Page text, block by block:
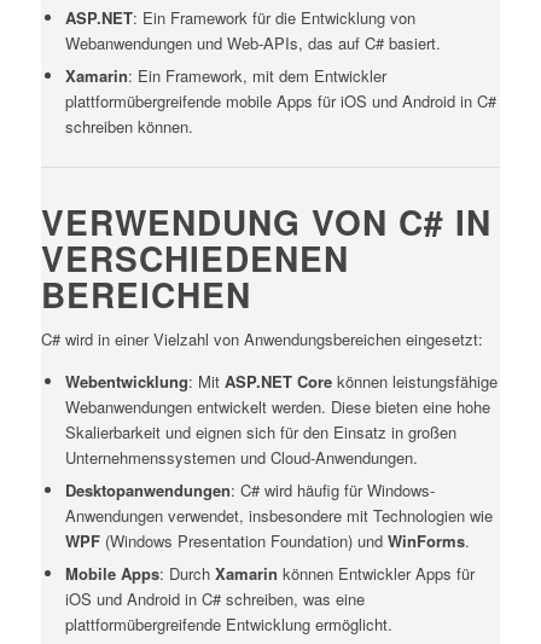
ASP.NET: Ein Framework für die Entwicklung von
Webanwendungen und Web-APIs, das auf C# basiert.
Xamarin: Ein Framework, mit dem Entwickler
plattformübergreifende mobile Apps für iOS und Android in C#
schreiben können.
VERWENDUNG VON C# IN
VERSCHIEDENEN
BEREICHEN
C# wird in einer Vielzahl von Anwendungsbereichen eingesetzt:
Webentwicklung: Mit ASP.NET Corekönnen leistungsfähige
Webanwendungen entwickelt werden. Diese bieten eine hohe
Skalierbarkeit und eignen sich für den Einsatz in großen
Unternehmenssystemen und Cloud-Anwendungen.
Desktopanwendungen: C# wird häufig für Windows-
Anwendungen verwendet, insbesondere mit Technologien wie
WPF(Windows Presentation Foundation) und WinForms.
Mobile Apps: Durch Xamarin können Entwickler Apps für
iOS und Android in C# schreiben, was eine
plattformübergreifende Entwicklung ermöglicht.